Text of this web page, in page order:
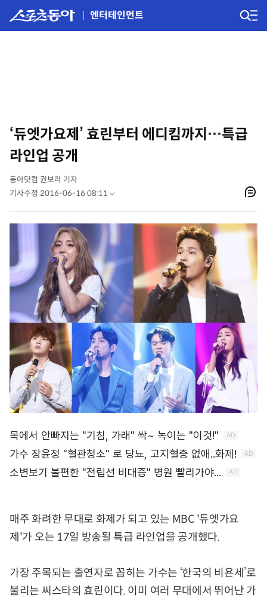
엔터테인먼트
‘듀엣가요제’ 효린부터 에디킴까지…특급
라인업 공개
동아닷컴 권보라 기자
기사수정 2016-06-16 08:11
매주 화려한 무대로 화제가 되고 있는 MBC '듀엣가요
제'가 오는 17일 방송될 특급 라인업을 공개했다.
가장 주목되는 출연자로 꼽히는 가수는 ‘한국의 비욘세’로
불리는 씨스타의 효린이다. 이미 여러 무대에서 뛰어난 가